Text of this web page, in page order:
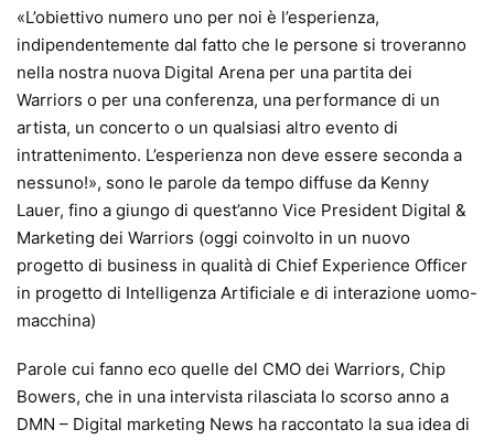
«L’obiettivo numero uno per noi è l’esperienza,
indipendentemente dal fatto che le persone si troveranno
nella nostra nuova Digital Arena per una partita dei
Warriors o per una conferenza, una performance di un
artista, un concerto o un qualsiasi altro evento di
intrattenimento. L’esperienza non deve essere seconda a
nessuno!», sono le parole da tempo diffuse da Kenny
Lauer, fino a giungo di quest’anno Vice President Digital &
Marketing dei Warriors (oggi coinvolto in un nuovo
progetto di business in qualità di Chief Experience Officer
in progetto di Intelligenza Artificiale e di interazione uomo-
macchina)
Parole cui fanno eco quelle del CMO dei Warriors, Chip
Bowers, che in una intervista rilasciata lo scorso anno a
DMN – Digital marketing News ha raccontato la sua idea di